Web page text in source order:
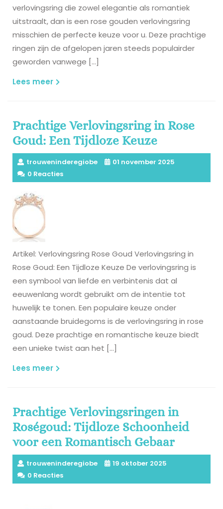
verlovingsring die zowel elegantie als romantiek
uitstraalt, dan is een rose gouden verlovingsring
misschien de perfecte keuze voor u. Deze prachtige
ringen zijn de afgelopen jaren steeds populairder
geworden vanwege […]
Lees meer Lees
Prachtige Verlovingsring in Rose
Goud: Een Tijdloze Keuze
trouweninderegiobe
01 november 2025
0 Reacties
Artikel: Verlovingsring Rose Goud Verlovingsring in
Rose Goud: Een Tijdloze Keuze De verlovingsring is
een symbool van liefde en verbintenis dat al
eeuwenlang wordt gebruikt om de intentie tot
huwelijk te tonen. Een populaire keuze onder
aanstaande bruidegoms is de verlovingsring in rose
goud. Deze prachtige en romantische keuze biedt
een unieke twist aan het […]
Lees meer Lees
Prachtige Verlovingsringen in
Roségoud: Tijdloze Schoonheid
voor een Romantisch Gebaar
trouweninderegiobe
19 oktober 2025
0 Reacties